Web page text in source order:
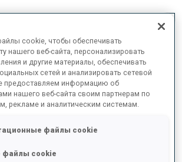
2022/2023
ЗНАЧЕНИЕ
cookie, чтобы обеспечивать
нашего веб-сайта, персонализировать
и другие материалы, обеспечивать
сетей и анализировать сетевой
предоставляем информацию об
нашего веб-сайта своим партнерам по
рекламе и аналитическим системам.
файлы cookie
файлы cookie